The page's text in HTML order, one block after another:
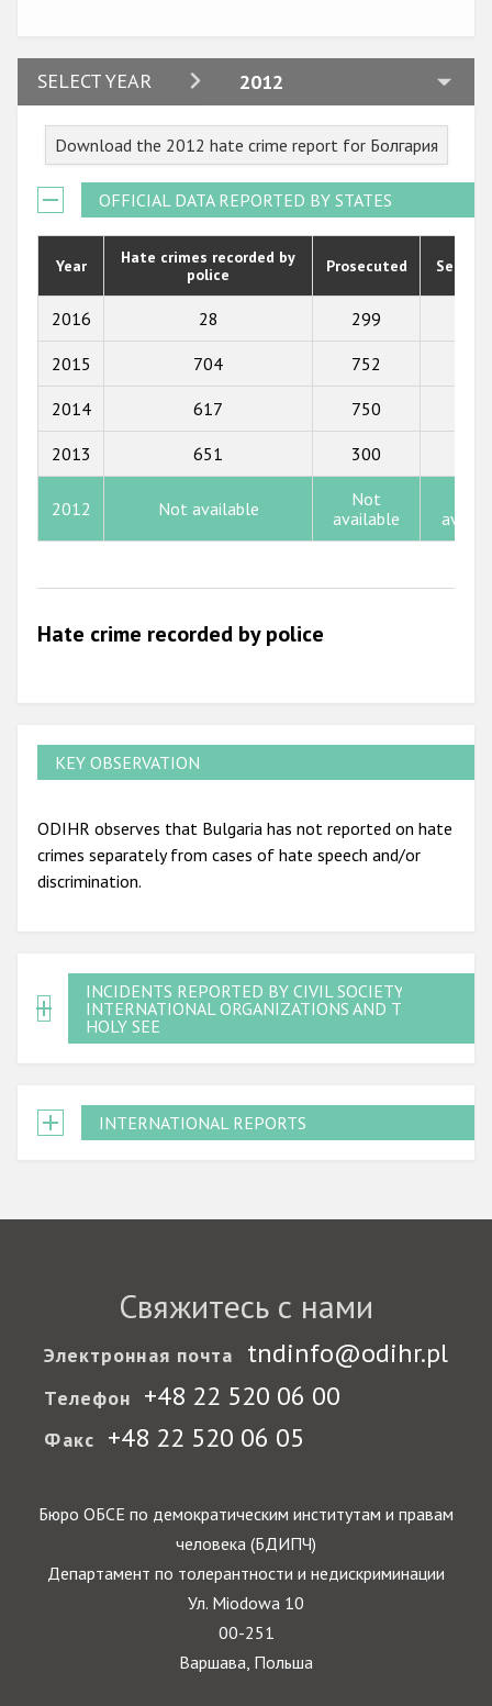
SELECT YEAR 2012
2024
2022
2021
2020
2015
2014
2013
2011
2010
Download the 2012 hate crime report for Болгария
OFFICIAL DATA REPORTED BY STATES
Year
Hate crimes recorded by
police
Prosecuted
2016 28 299
2015 704 752
2014 617 750
2013 651 300
2012 Not available
Not
available
Hate crime recorded by police
KEY OBSERVATION
ODIHR observes that Bulgaria has not reported on hate
crimes separately from cases of hate speech and/or
discrimination.
INCIDENTS REPORTED BY CIVIL SOCIETY,
INTERNATIONAL ORGANIZATIONS AND THE
HOLY SEE
INTERNATIONAL REPORTS
Свяжитесь с нами
Электронная почта tndinfo@odihr.pl
Телефон +48 22 520 06 00
Факс +48 22 520 06 05
Бюро ОБСЕ по демократическим институтам и правам
человека (БДИПЧ)
Департамент по толерантности и недискриминации
Ул. Miodowa 10
00-251
Варшава, Польша